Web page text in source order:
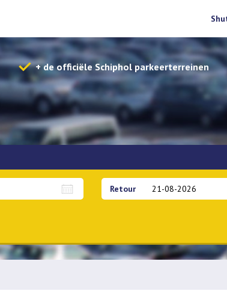
+ de officiële Schiphol parkeerterreinen
Retour